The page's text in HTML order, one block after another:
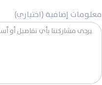
معلومات إضافية (اختياري)